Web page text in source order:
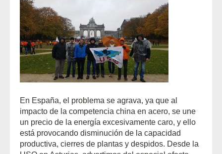
En España, el problema se agrava, ya que al
impacto de la competencia china en acero, se une
un precio de la energía excesivamente caro, y ello
está provocando disminución de la capacidad
productiva, cierres de plantas y despidos. Desde la